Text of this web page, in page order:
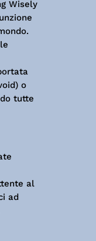
Wisely
o
tutte
al
ad